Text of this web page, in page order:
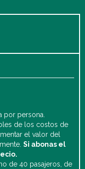
por persona.
de los costos de
el valor del
Si abonas el
de 40 pasajeros, de